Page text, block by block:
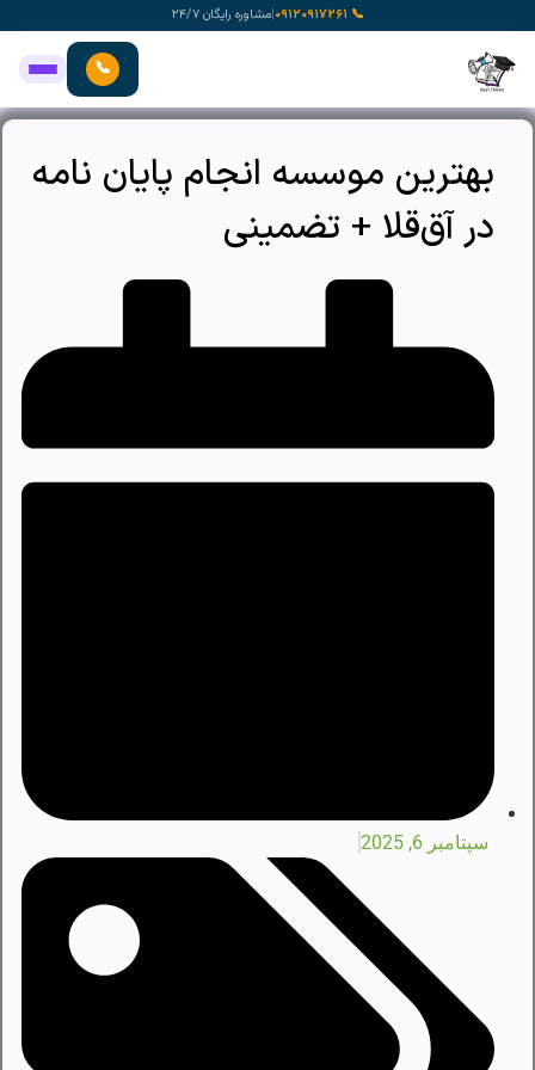
به
محتوا
📞 ۰۹۱۲۰۹۱۷۲۶۱ |مشاوره رایگان ۲۴/۷
📞
بهترین موسسه انجام پایان نامه
در آق‌قلا + تضمینی
سپتامبر 6, 2025